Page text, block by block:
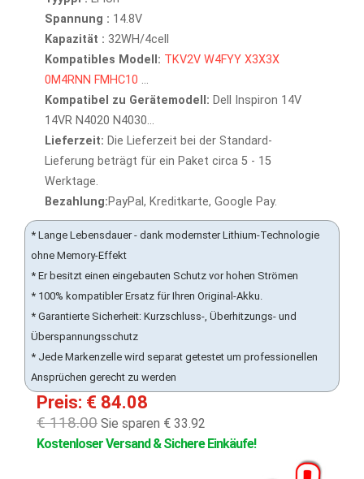
Spannung : 14.8V
Kapazität : 32WH/4cell
Kompatibles Modell: TKV2V W4FYY X3X3X
0M4RNN FMHC10 ...
Kompatibel zu Gerätemodell: Dell Inspiron 14V
14VR N4020 N4030...
Lieferzeit: Die Lieferzeit bei der Standard-
Lieferung beträgt für ein Paket circa 5 - 15
Werktage.
Bezahlung:PayPal, Kreditkarte, Google Pay.
* Lange Lebensdauer - dank modernster Lithium-Technologie
ohne Memory-Effekt
* Er besitzt einen eingebauten Schutz vor hohen Strömen
* 100% kompatibler Ersatz für Ihren Original-Akku.
* Garantierte Sicherheit: Kurzschluss-, Überhitzungs- und
Überspannungsschutz
* Jede Markenzelle wird separat getestet um professionellen
Ansprüchen gerecht zu werden
Preis: € 84.08
€ 118.00 Sie sparen € 33.92
Kostenloser Versand & Sichere Einkäufe!